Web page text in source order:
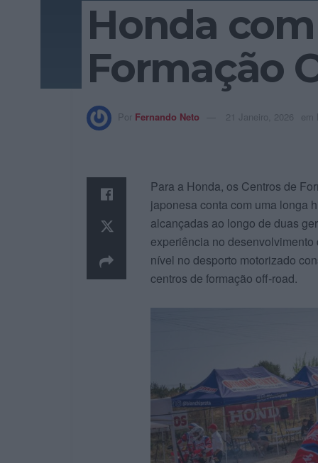
Honda
Formação
Por Fernando Neto 21 Janeiro, 2026 em
Para a Honda, os Centros de
japonesa conta com uma longa
alcançadas ao longo de duas
experiência no
nível no desporto motorizado
centros de formação off‑road.